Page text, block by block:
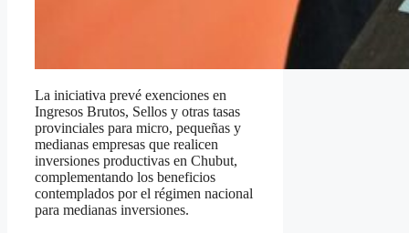
La iniciativa prevé exenciones en
Ingresos Brutos, Sellos y otras tasas
provinciales para micro, pequeñas y
medianas empresas que realicen
inversiones productivas en Chubut,
complementando los beneficios
contemplados por el régimen nacional
para medianas inversiones.